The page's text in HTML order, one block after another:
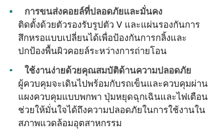
การขนส่งคอยล์ที่ปลอดภัยและมั่นคง
ติดตั้งด้วยตัวรองรับรูปตัว V และแผ่นรองกันการ
สึกหรอแบบเปลี่ยนได้เพื่อป้องกันการกลิ้งและ
ปกป้องพื้นผิวคอยล์ระหว่างการถ่ายโอน
ใช้งานง่ายด้วยคุณสมบัติด้านความปลอดภัย
ผู้ควบคุมจะเดินไปพร้อมกับรถเข็นและควบคุมผ่าน
แผงควบคุมแบบพกพา ปุ่มหยุดฉุกเฉินและไฟเตือน
ช่วยให้มั่นใจได้ถึงความปลอดภัยในการใช้งานใน
สภาพแวดล้อมอุตสาหกรรม